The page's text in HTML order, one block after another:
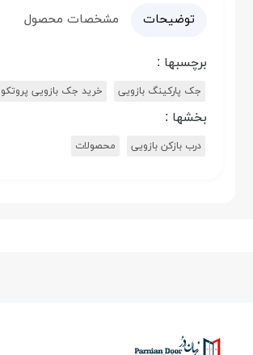
توضیحات مشخصات محصول
برچسبها :
جک پارکینگ بازویی خرید جک بازویی پروتکو
بخشها :
درب بازکن بازویی محصولات